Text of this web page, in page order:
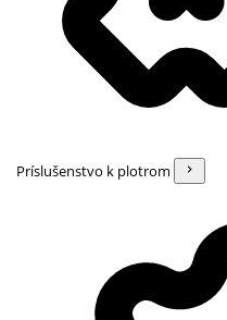
Príslušenstvo k plotrom